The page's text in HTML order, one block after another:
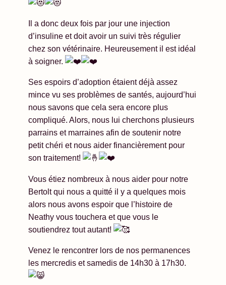
Il a donc deux fois par jour une injection
d’insuline et doit avoir un suivi très régulier
chez son vétérinaire. Heureusement il est idéal
à soigner.
Ses espoirs d’adoption étaient déjà assez
mince vu ses problèmes de santés, aujourd’hui
nous savons que cela sera encore plus
compliqué. Alors, nous lui cherchons plusieurs
parrains et marraines afin de soutenir notre
petit chéri et nous aider financièrement pour
son traitement!
Vous étiez nombreux à nous aider pour notre
Bertolt qui nous a quitté il y a quelques mois
alors nous avons espoir que l’histoire de
Neathy vous touchera et que vous le
soutiendrez tout autant!
Venez le rencontrer lors de nos permanences
les mercredis et samedis de 14h30 à 17h30.